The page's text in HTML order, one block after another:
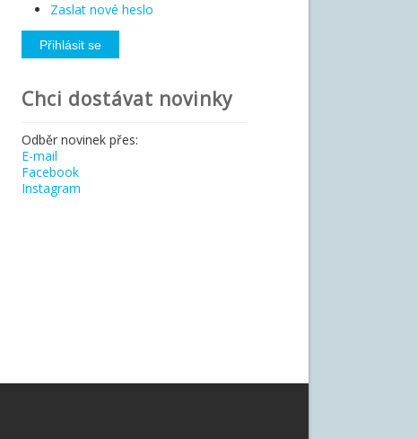
Zaslat nové heslo
Chci dostávat novinky
Odběr novinek přes:
E-mail
Facebook
Instagram